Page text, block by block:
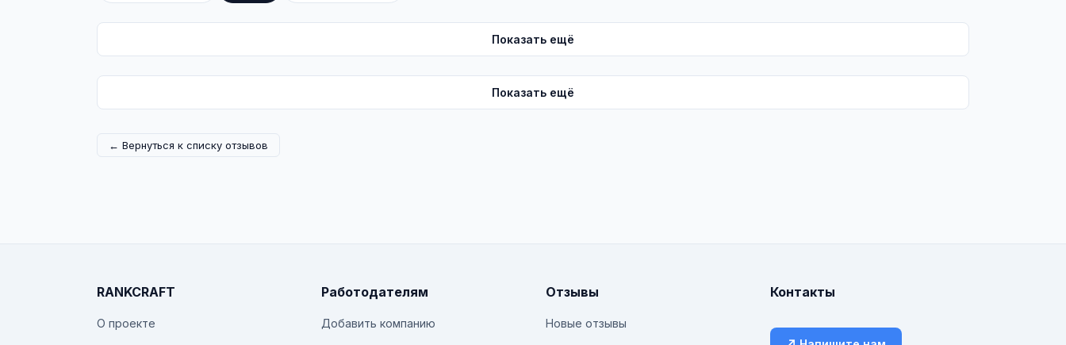
Показать ещё
Показать ещё
← Вернуться к списку отзывов
RANKCRAFT
О проекте
Работодателям
Добавить компанию
Отзывы
Новые отзывы
Контакты